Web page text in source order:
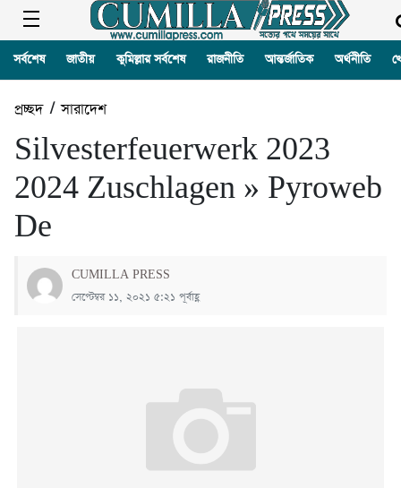
সর্বশেষ জাতীয় কুমিল্লার সর্বশেষ রাজনীতি আন্তর্জাতিক অর্থনীতি
প্রচ্ছদ/সারাদেশ
Silvesterfeuerwerk 2023
2024 Zuschlagen » Pyroweb
De
CUMILLA PRESS
সেপ্টেম্বর ১১, ২০২১ ৫:২১ পূর্বাহ্ণ